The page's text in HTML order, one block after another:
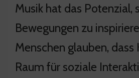
Musik hat das Potenzial,
Bewegungen zu
Menschen glauben, dass
Raum für soziale